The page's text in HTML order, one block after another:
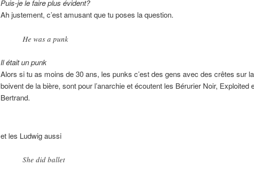
Puis-je le faire plus évident?
Ah justement, c’est amusant que tu poses la question.
He was a punk
Il était un punk
Alors si tu as moins de 30 ans, les punks c’est des gens avec des crêtes sur
boivent de la bière, sont pour l’anarchie et écoutent les Bérurier Noir, Exploited
Bertrand.
et les Ludwig aussi
She did ballet